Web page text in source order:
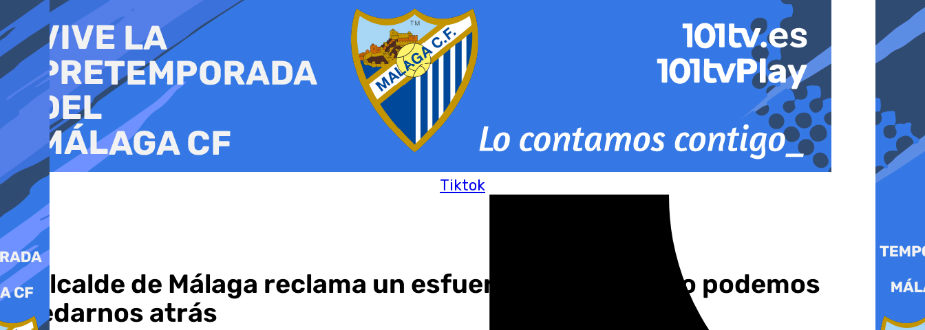
al
contenido
Tiktok
El alcalde de Málaga reclama un esfuerzo en I+D+i: «No podemos
quedarnos atrás